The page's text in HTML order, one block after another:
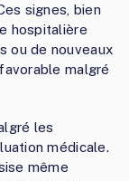
signes, bien
hospitalière
ou de nouveaux
malgré
les
médicale.
même